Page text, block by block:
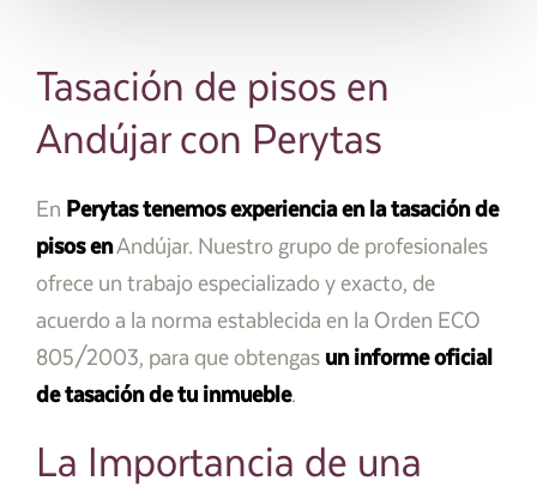
Tasación de pisos en
Andújar con Perytas
En Perytastenemos experiencia en la tasación de
pisos enAndújar. Nuestro grupo de profesionales
ofrece un trabajo especializado y exacto, de
acuerdo a la norma establecida en la Orden ECO
805/2003, para que obtengas un informe oficial
de tasación de tu inmueble.
La Importancia de una